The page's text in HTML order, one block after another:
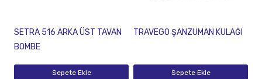
SETRA 516 ARKA ÜST TAVAN
BOMBE
Sepete Ekle
TRAVEGO ŞANZUMAN KULAĞI
Sepete Ekle